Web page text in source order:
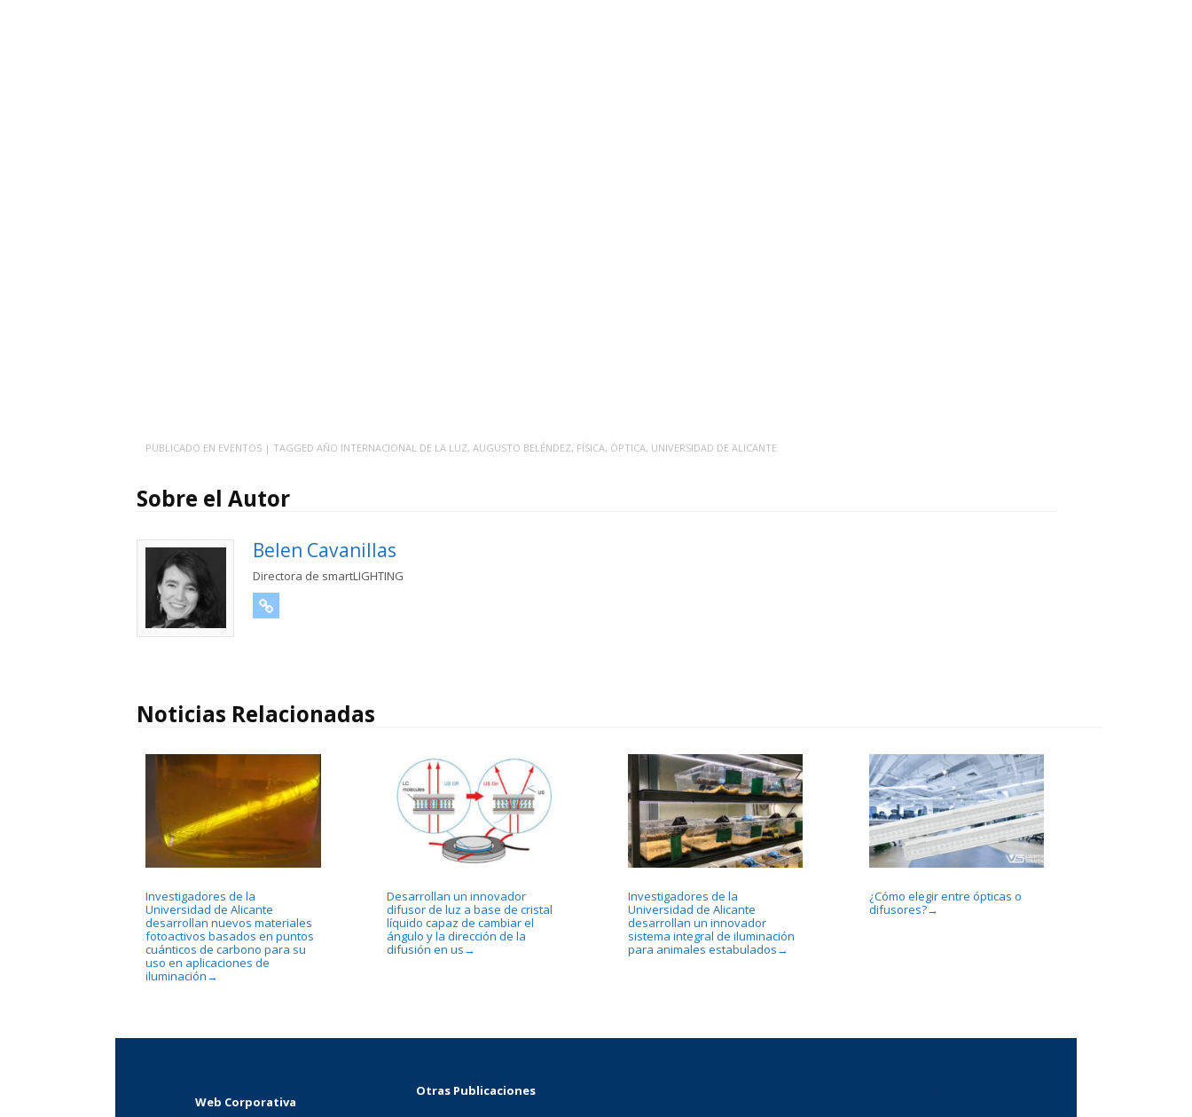
PUBLICADO EN EVENTOS | TAGGED AÑO INTERNACIONAL DE LA LUZ, AUGUSTO BELÉNDEZ, FÍSICA, ÓPTICA, UNIVERSIDAD DE ALICANTE
Sobre el Autor
Belen Cavanillas
Directora de smartLIGHTING
Noticias Relacionadas
Investigadores de la
Universidad de Alicante
desarrollan nuevos materiales
fotoactivos basados en puntos
cuánticos de carbono para su
uso en aplicaciones de
iluminación →
Desarrollan un innovador
difusor de luz a base de cristal
líquido capaz de cambiar el
ángulo y la dirección de la
difusión en us →
Investigadores de la
Universidad de Alicante
desarrollan un innovador
sistema integral de iluminación
para animales estabulados →
¿Cómo elegir entre ópticas o
difusores?→
Web Corporativa
Otras Publicaciones